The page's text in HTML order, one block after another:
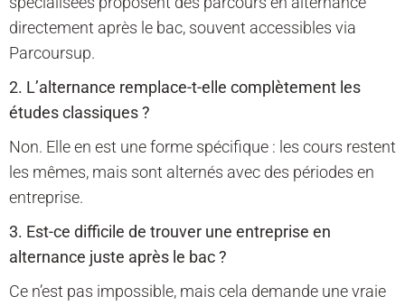
directement après le bac, souvent accessibles via
Parcoursup.
2. L’alternance remplace-t-elle complètement les
études classiques ?
Non. Elle en est une forme spécifique : les cours restent
les mêmes, mais sont alternés avec des périodes en
entreprise.
3. Est-ce difficile de trouver une entreprise en
alternance juste après le bac ?
Ce n’est pas impossible, mais cela demande une vraie